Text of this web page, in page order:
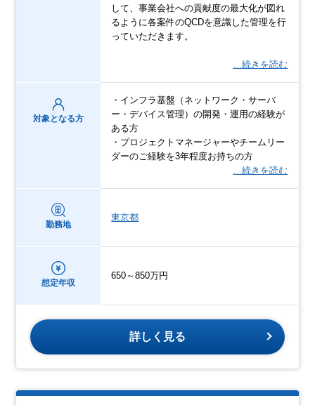
して、事業会社への貢献度の最大化が図れ
るように各案件のQCDを意識した管理を行
っていただきます。
…続きを読む
対象となる方
・インフラ基盤（ネットワーク・サーバ
ー・デバイス管理）の開発・運用の経験が
ある方
・プロジェクトマネージャーやチームリー
ダーのご経験を3年程度お持ちの方
…続きを読む
勤務地
東京都
想定年収
650～850万円
詳しく見る